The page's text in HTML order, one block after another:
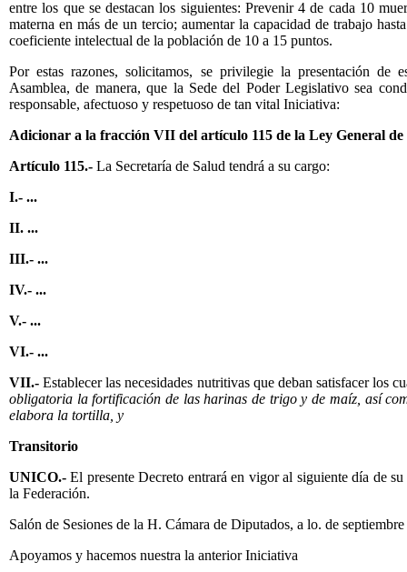
entre los que se destacan los siguientes: Prevenir 4 de cada 10
materna en más de un tercio; aumentar la capacidad de trabajo
coeficiente intelectual de la población de 10 a 15 puntos.
Por estas razones, solicitamos, se privilegie la presentación de
Asamblea, de manera, que la Sede del Poder Legislativo sea
responsable, afectuoso y respetuoso de tan vital Iniciativa:
Adicionar a la fracción VII del artículo 115 de la Ley General
Artículo 115.- La Secretaría de Salud tendrá a su cargo:
I.- ...
II. ...
III.- ...
IV.- ...
V.- ...
VI.- ...
VII.- Establecer las necesidades nutritivas que deban satisfacer los
obligatoria la fortificación de las harinas de trigo y de maíz, así
elabora la tortilla, y
Transitorio
UNICO.- El presente Decreto entrará en vigor al siguiente día de
la Federación.
Salón de Sesiones de la H. Cámara de Diputados, a lo. de
Apoyamos y hacemos nuestra la anterior Iniciativa